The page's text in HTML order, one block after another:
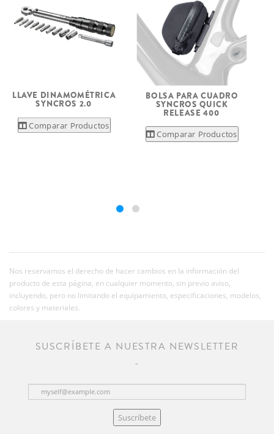
LLAVE DINAMOMÉTRICA
SYNCROS 2.0
Comparar Productos
BOLSA PARA CUADRO
SYNCROS QUICK
RELEASE 400
Comparar Productos
Nos reservamos el derecho de hacer cambios en la información del
producto de esta página, en cualquier momento, sin previo aviso,
incluyendo, pero no limitando el equipamiento, especificaciones, modelos,
colores y materiales.
SUSCRÍBETE A NUESTRA NEWSLETTER
Suscríbete